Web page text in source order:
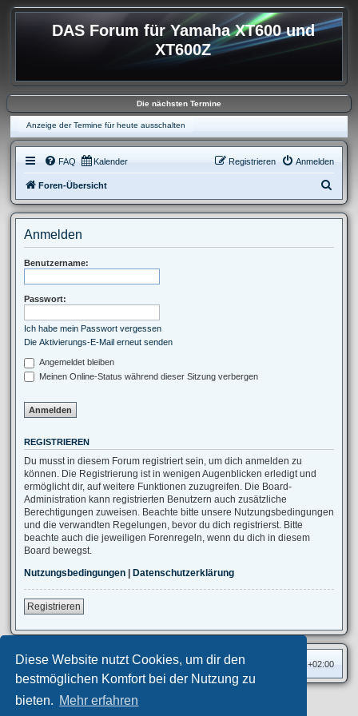
Diese Website nutzt Cookies, um dir den
bestmöglichen Komfort bei der Nutzung zu
bieten. Mehr erfahren
DAS Forum für Yamaha XT600 und
XT600Z
Die nächsten Termine
Anzeige der Termine für heute ausschalten
FAQ Kalender Anmelden
Registrieren
Foren-Übersicht
u
Anmelden
Benutzername:
Passwort:
Ich habe mein Passwort vergessen
Die Aktivierungs-E-Mail erneut senden
Angemeldet bleiben
Meinen Online-Status während dieser Sitzung verbergen
REGISTRIEREN
Du musst in diesem Forum registriert sein, um dich anmelden zu
können. Die Registrierung ist in wenigen Augenblicken erledigt und
ermöglicht dir, auf weitere Funktionen zuzugreifen. Die Board-
Administration kann registrierten Benutzern auch zusätzliche
Berechtigungen zuweisen. Beachte bitte unsere Nutzungsbedingungen
und die verwandten Regelungen, bevor du dich registrierst. Bitte
beachte auch die jeweiligen Forenregeln, wenn du dich in diesem
Board bewegst.
Nutzungsbedingungen | Datenschutzerklärung
Registrieren
Foren-Übersicht Alle Zeiten sind UTC+02:00
Privates Forum ©